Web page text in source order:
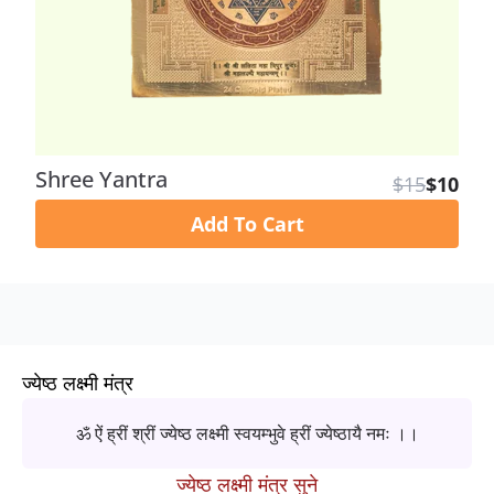
Shree Yantra $15$10
Add To Cart
ज्येष्ठ लक्ष्मी मंत्र
ॐ ऐं ह्रीं श्रीं ज्येष्ठ लक्ष्मी स्वयम्भुवे ह्रीं ज्येष्ठायै नमः ।।
ज्येष्ठ लक्ष्मी मंत्र सुने